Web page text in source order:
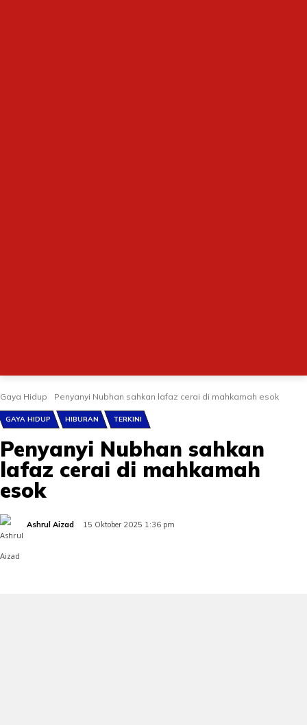
Gaya Hidup Penyanyi Nubhan sahkan lafaz cerai di mahkamah esok
GAYA HIDUP HIBURAN TERKINI
Penyanyi Nubhan sahkan
lafaz cerai di mahkamah
esok
Ashrul Aizad 15 Oktober 2025 1:36 pm